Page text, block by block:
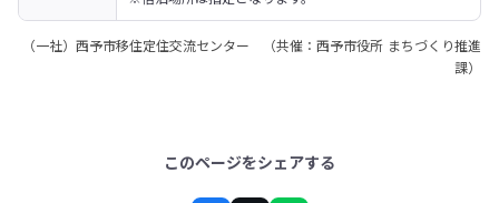
（一社）西予市移住定住交流センター （共催：西予市役所 まちづくり推進
課）
このページをシェアする